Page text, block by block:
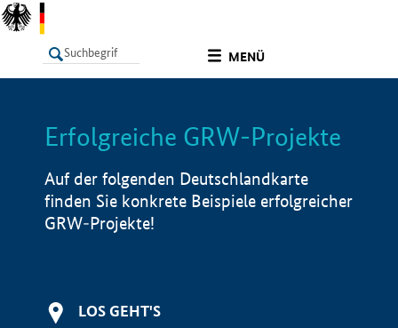
MENÜ
LISTE Info
Erfolgreiche GRW-Projekte
Auf der folgenden Deutschlandkarte
finden Sie konkrete Beispiele erfolgreicher
GRW-Projekte!
LOS GEHT'S